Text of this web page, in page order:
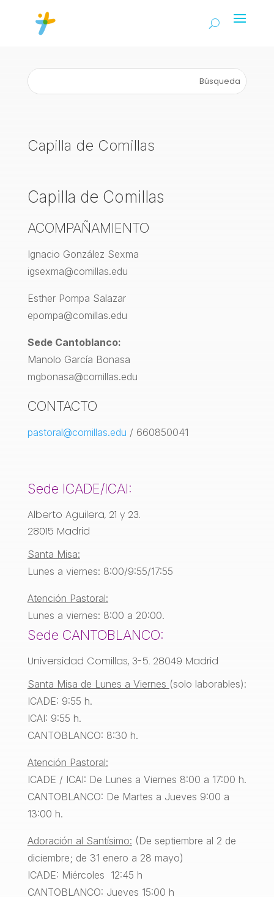
Capilla de Comillas
Capilla de Comillas
ACOMPAÑAMIENTO
Ignacio González Sexma
igsexma@comillas.edu
Esther Pompa Salazar
epompa@comillas.edu
Sede Cantoblanco:
Manolo García Bonasa
mgbonasa@comillas.edu
CONTACTO
pastoral@comillas.edu / 660850041
Sede ICADE/ICAI:
Alberto Aguilera, 21 y 23.
28015 Madrid
Santa Misa:
Lunes a viernes: 8:00/9:55/17:55
Atención Pastoral:
Lunes a viernes: 8:00 a 20:00.
Sede CANTOBLANCO:
Universidad Comillas, 3-5. 28049 Madrid
Santa Misa de Lunes a Viernes (solo laborables):
ICADE: 9:55 h.
ICAI: 9:55 h.
CANTOBLANCO: 8:30 h.
Atención Pastoral:
ICADE / ICAI: De Lunes a Viernes 8:00 a 17:00 h.
CANTOBLANCO: De Martes a Jueves 9:00 a
13:00 h.
Adoración al Santísimo: (De septiembre al 2 de
diciembre; de 31 enero a 28 mayo)
ICADE: Miércoles 12:45 h
CANTOBLANCO: Jueves 15:00 h